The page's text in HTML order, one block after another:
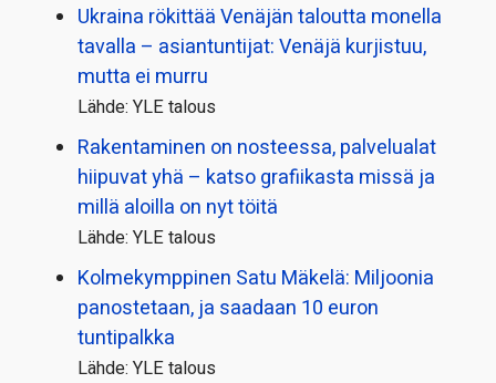
Ukraina rökittää Venäjän taloutta monella
tavalla – asiantuntijat: Venäjä kurjistuu,
mutta ei murru
Lähde: YLE talous
Rakentaminen on nosteessa, palvelualat
hiipuvat yhä – katso grafiikasta missä ja
millä aloilla on nyt töitä
Lähde: YLE talous
Kolmekymppinen Satu Mäkelä: Miljoonia
panostetaan, ja saadaan 10 euron
tuntipalkka
Lähde: YLE talous